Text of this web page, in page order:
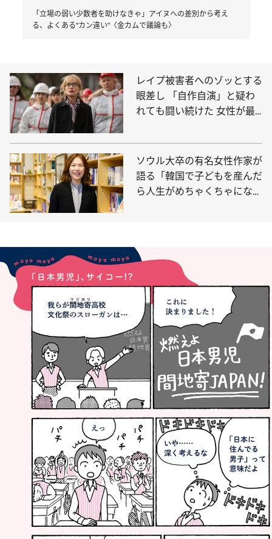
「立場の弱い少数者を助けなきゃ」アイヌへの差別から考え
る、よくある“カン違い”〈金カムで議論も〉
レイプ被害者へのゾッとする
眼差し 「自作自演」と疑わ
れても闘い続けた 女性が最
ソウル大卒の有名女性作家が
語る「韓国で子どもを産んだ
ら人生がめちゃくちゃになっ